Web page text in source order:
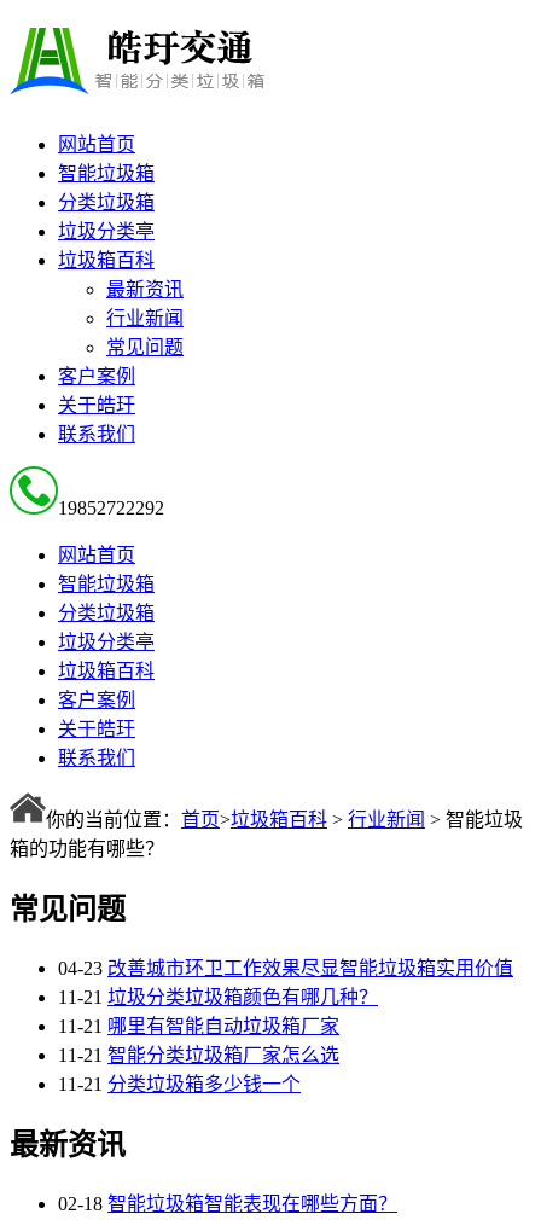
网站首页
智能垃圾箱
分类垃圾箱
垃圾分类亭
垃圾箱百科
最新资讯
行业新闻
常见问题
客户案例
关于皓玗
联系我们
19852722292
网站首页
智能垃圾箱
分类垃圾箱
垃圾分类亭
垃圾箱百科
客户案例
关于皓玗
联系我们
你的当前位置： 首页>垃圾箱百科 > 行业新闻 > 智能垃圾
箱的功能有哪些？
常见问题
04-23 改善城市环卫工作效果尽显智能垃圾箱实用价值
11-21 垃圾分类垃圾箱颜色有哪几种？
11-21 哪里有智能自动垃圾箱厂家
11-21 智能分类垃圾箱厂家怎么选
11-21 分类垃圾箱多少钱一个
最新资讯
02-18 智能垃圾箱智能表现在哪些方面？